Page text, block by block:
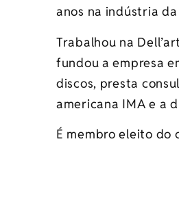
anos na indústria da
Trabalhou na
fundou a empresa
discos, presta
americana IMA e a
É membro eleito do